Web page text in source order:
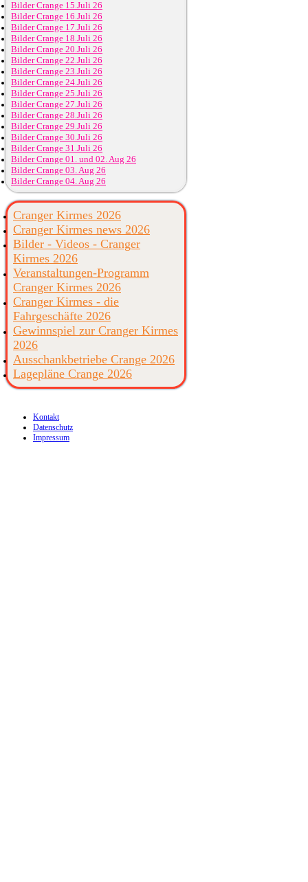
Bilder Crange 15.Juli 26
Bilder Crange 16.Juli 26
Bilder Crange 17.Juli 26
Bilder Crange 18.Juli 26
Bilder Crange 20.Juli 26
Bilder Crange 22.Juli 26
Bilder Crange 23.Juli 26
Bilder Crange 24.Juli 26
Bilder Crange 25.Juli 26
Bilder Crange 27.Juli 26
Bilder Crange 28.Juli 26
Bilder Crange 29.Juli 26
Bilder Crange 30.Juli 26
Bilder Crange 31.Juli 26
Bilder Crange 01. und 02. Aug 26
Bilder Crange 03. Aug 26
Bilder Crange 04. Aug 26
Cranger Kirmes 2026
Cranger Kirmes news 2026
Bilder - Videos - Cranger
Kirmes 2026
Veranstaltungen-Programm
Cranger Kirmes 2026
Cranger Kirmes - die
Fahrgeschäfte 2026
Gewinnspiel zur Cranger Kirmes
2026
Ausschankbetriebe Crange 2026
Lagepläne Crange 2026
Kontakt
Datenschutz
Impressum